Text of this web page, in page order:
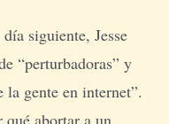
siguiente, Jesse
“perturbadoras” y
la gente en internet”.
abortar a un